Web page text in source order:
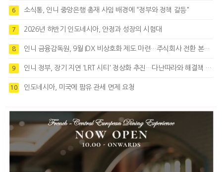
6 소식통, 인니 중앙은행 총재 사임 배경에 “정부와 정책 갈등"
7 2026년 하반기 인도네시아, 안정과 성장의 시험대
8 인니 금융감독원, 9월 IDX 비상호화 제도 마련…주식회사 전환 본격화
9 인니 정부, 장기 지연 'LRT 시티' 정상화 추진…다난따라와 해결책 모색
10 인도네시아, 미국에 팜유 관세 면제 요청